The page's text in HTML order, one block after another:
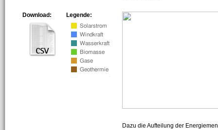
Legende:
Download:
Dazu die Aufteilung der